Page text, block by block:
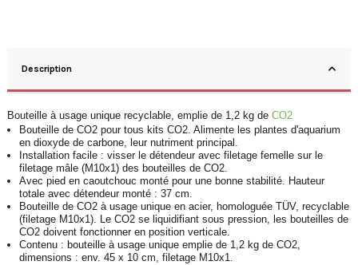
Description
Bouteille à usage unique recyclable, emplie de 1,2 kg de CO2
Bouteille de CO2 pour tous kits CO2. Alimente les plantes d'aquarium
en dioxyde de carbone, leur nutriment principal.
Installation facile : visser le détendeur avec filetage femelle sur le
filetage mâle (M10x1) des bouteilles de CO2.
Avec pied en caoutchouc monté pour une bonne stabilité. Hauteur
totale avec détendeur monté : 37 cm.
Bouteille de CO2 à usage unique en acier, homologuée TÜV, recyclable
(filetage M10x1). Le CO2 se liquidifiant sous pression, les bouteilles de
CO2 doivent fonctionner en position verticale.
Contenu : bouteille à usage unique emplie de 1,2 kg de CO2,
dimensions : env. 45 x 10 cm, filetage M10x1.